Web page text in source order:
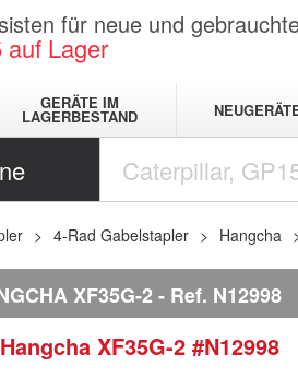
für neue und
auf Lager
GERÄTE IM
LAGERBESTAND
4-Rad Gabelstapler Hangcha
XF35G-2 Ref. N12998
Hangcha XF35G-2 #N12998